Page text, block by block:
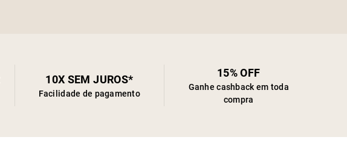
10X SEM JUROS*
Facilidade de pagamento
15% OFF
Ganhe cashback em toda
compra